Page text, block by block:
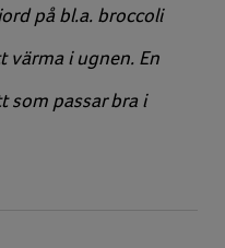
på bl.a. broccoli
värma i ugnen. En
som passar bra i